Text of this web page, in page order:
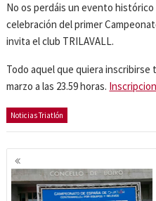
No os perdáis un evento histórico
celebración del primer
invita el club TRILAVALL.
Todo aquel que quiera inscribirse
marzo a las 23.59 horas.
Noticias Triatlón
Navegación
de
entradas